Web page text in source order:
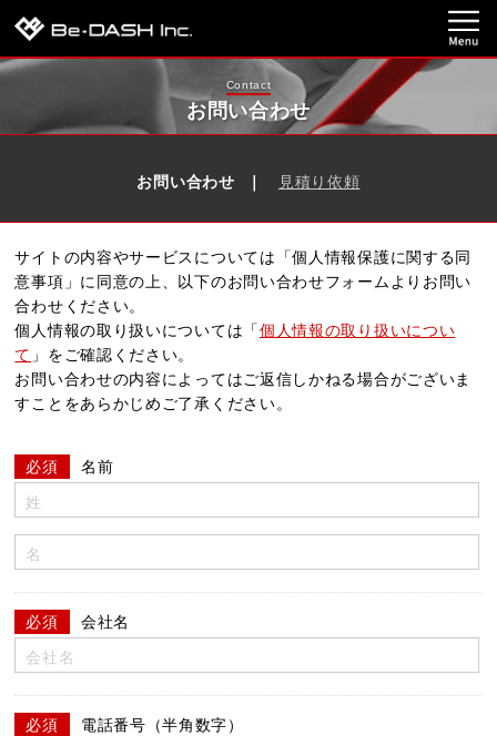
Contact
お問い合わせ
お問い合わせ 見積り依頼
サイトの内容やサービスについては「個人情報保護に関する同
意事項」に同意の上、 以下のお問い合わせフォームよりお問い
合わせください。
個人情報の取り扱いについては「個人情報の取り扱いについ
て 」をご確認ください。
お問い合わせの内容によってはご返信しかねる場合がございま
すことをあらかじめご了承ください。
必須
名前
姓
名
必須
会社名
会社名
必須
電話番号（半角数字）